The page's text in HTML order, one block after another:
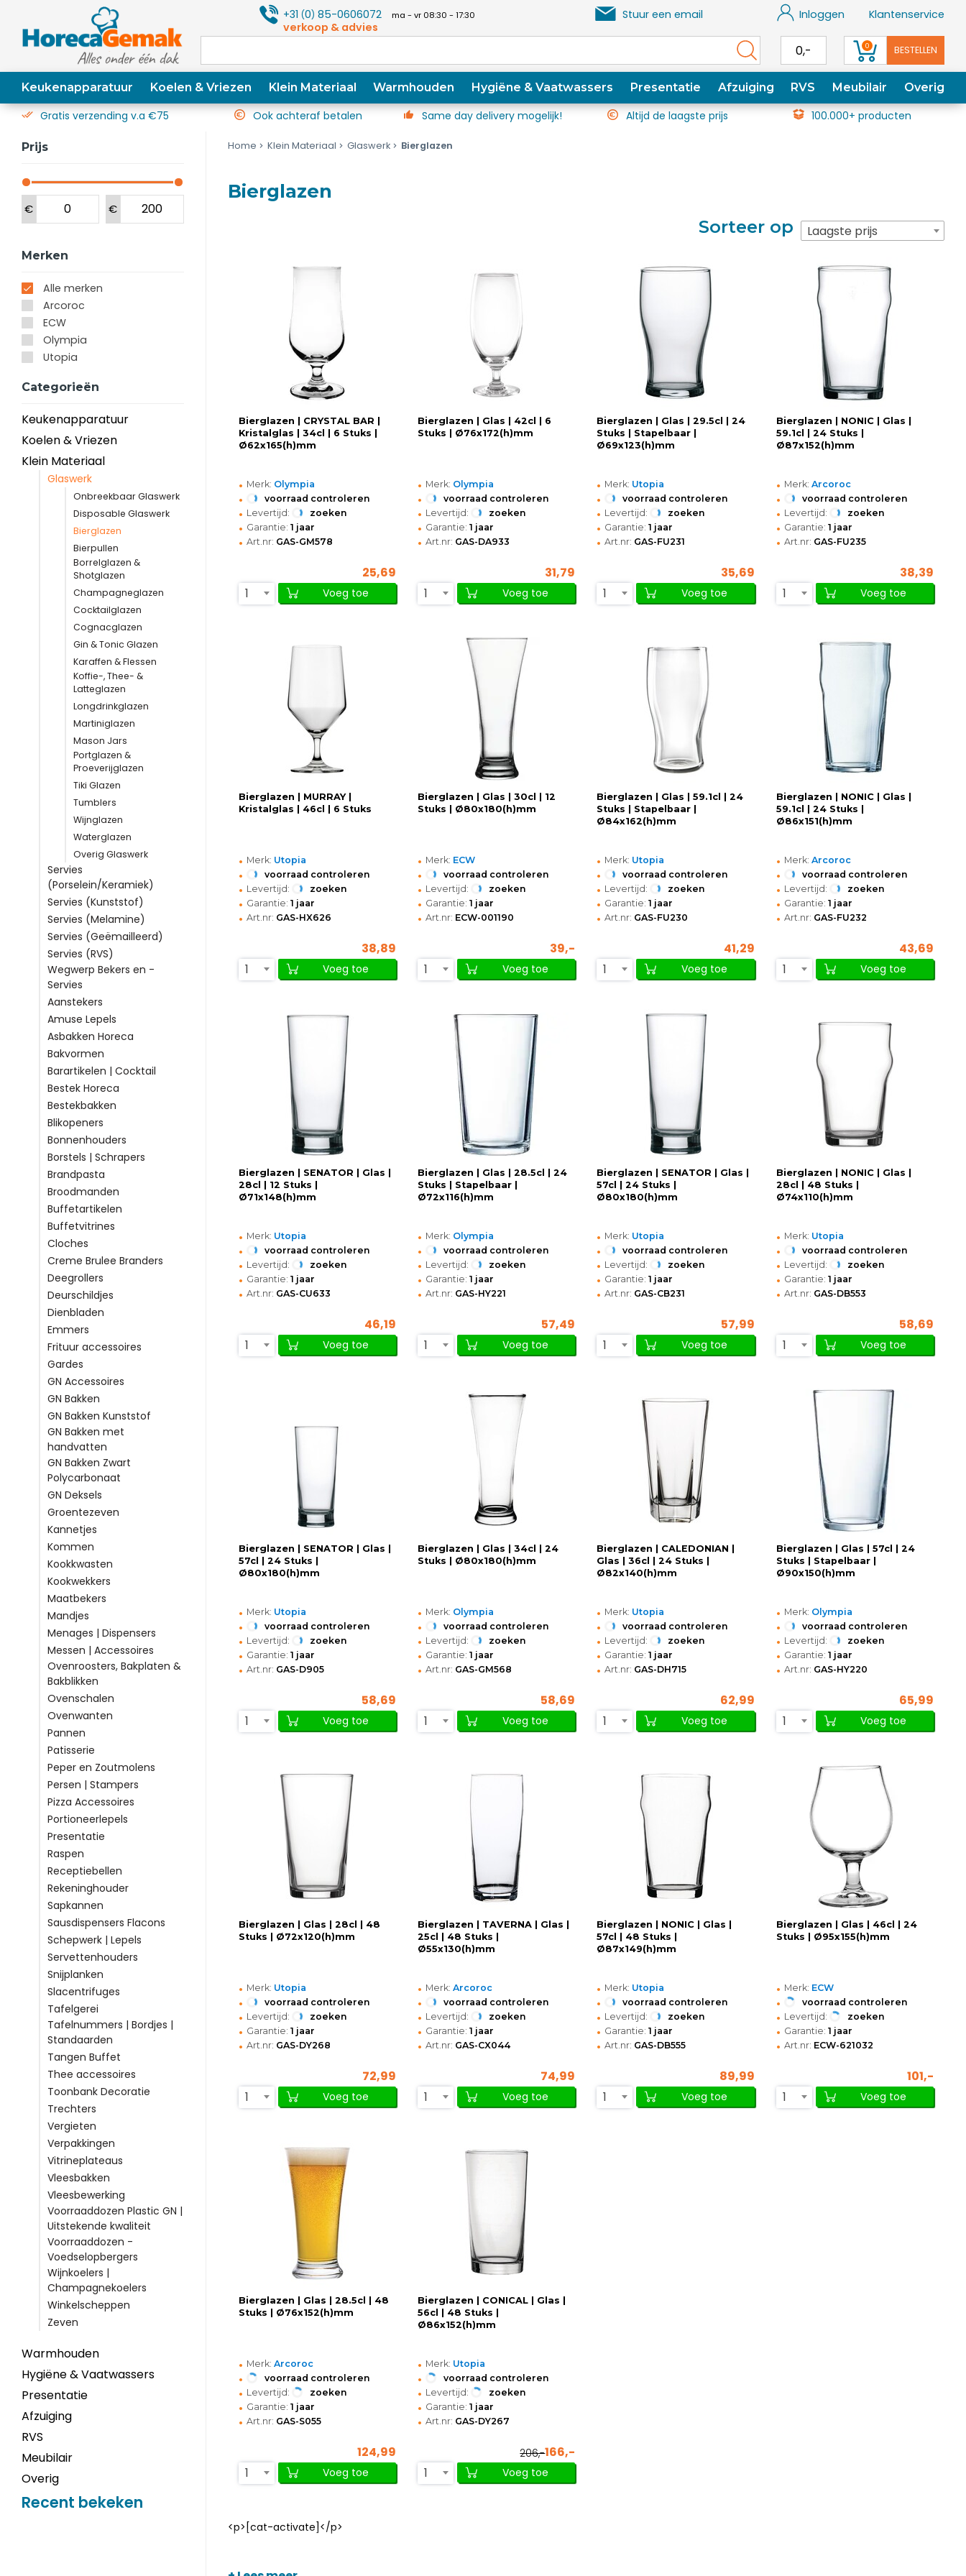
+31(0) 85-0606072 ma - vr 08:30 - 17:30
verkoop & advies
Stuur een email Inloggen Klantenservice
0,- 0 BESTELLEN
Keukenapparatuur Koelen & Vriezen Klein Materiaal Warmhouden Hygiëne & Vaatwassers Presentatie Afzuiging RVS Meubilair Overig
Gratis verzending v.a €75 Ook achteraf betalen Same day delivery mogelijk! Altijd de laagste prijs 100.000+ producten
Prijs
€ €
Merken
Alle merken
Arcoroc
ECW
Olympia
Utopia
Categorieën
Keukenapparatuur
Koelen & Vriezen
Klein Materiaal
Glaswerk
Onbreekbaar Glaswerk
Disposable Glaswerk
Bierglazen
Bierpullen
Borrelglazen &
Shotglazen
Champagneglazen
Cocktailglazen
Cognacglazen
Gin & Tonic Glazen
Karaffen & Flessen
Koffie-, Thee- &
Latteglazen
Longdrinkglazen
Martiniglazen
Mason Jars
Portglazen &
Proeverijglazen
Tiki Glazen
Tumblers
Wijnglazen
Waterglazen
Overig Glaswerk
Servies
(Porselein/Keramiek)
Servies (Kunststof)
Servies (Melamine)
Servies (Geëmailleerd)
Servies (RVS)
Wegwerp Bekers en -
Servies
Aanstekers
Amuse Lepels
Asbakken Horeca
Bakvormen
Barartikelen | Cocktail
Bestek Horeca
Bestekbakken
Blikopeners
Bonnenhouders
Borstels | Schrapers
Brandpasta
Broodmanden
Buffetartikelen
Buffetvitrines
Cloches
Creme Brulee Branders
Deegrollers
Deurschildjes
Dienbladen
Emmers
Frituur accessoires
Gardes
GN Accessoires
GN Bakken
GN Bakken Kunststof
GN Bakken met
handvatten
GN Bakken Zwart
Polycarbonaat
GN Deksels
Groentezeven
Kannetjes
Kommen
Kookkwasten
Kookwekkers
Maatbekers
Mandjes
Menages | Dispensers
Messen | Accessoires
Ovenroosters, Bakplaten &
Bakblikken
Ovenschalen
Ovenwanten
Pannen
Patisserie
Peper en Zoutmolens
Persen | Stampers
Pizza Accessoires
Portioneerlepels
Presentatie
Raspen
Receptiebellen
Rekeninghouder
Sapkannen
Sausdispensers Flacons
Schepwerk | Lepels
Servettenhouders
Snijplanken
Slacentrifuges
Tafelgerei
Tafelnummers | Bordjes |
Standaarden
Tangen Buffet
Thee accessoires
Toonbank Decoratie
Trechters
Vergieten
Verpakkingen
Vitrineplateaus
Vleesbakken
Vleesbewerking
Voorraaddozen Plastic GN |
Uitstekende kwaliteit
Voorraaddozen -
Voedselopbergers
Wijnkoelers |
Champagnekoelers
Winkelscheppen
Zeven
Warmhouden
Hygiëne & Vaatwassers
Presentatie
Afzuiging
RVS
Meubilair
Overig
Recent bekeken
Home Klein Materiaal Glaswerk Bierglazen
Bierglazen
Sorteer op Laagste prijs
Bierglazen | CRYSTAL BAR |
Kristalglas | 34cl | 6 Stuks |
Ø62x165(h)mm
• Merk: Olympia
• voorraad controleren
• Levertijd: zoeken
• Garantie: 1 jaar
• Art.nr: GAS-GM578
25,69
1
Voeg toe
Bierglazen | Glas | 42cl | 6
Stuks | Ø76x172(h)mm
• Merk: Olympia
• voorraad controleren
• Levertijd: zoeken
• Garantie: 1 jaar
• Art.nr: GAS-DA933
31,79
1
Voeg toe
Bierglazen | Glas | 29.5cl | 24
Stuks | Stapelbaar |
Ø69x123(h)mm
• Merk: Utopia
• voorraad controleren
• Levertijd: zoeken
• Garantie: 1 jaar
• Art.nr: GAS-FU231
35,69
1
Voeg toe
Bierglazen | NONIC | Glas |
59.1cl | 24 Stuks |
Ø87x152(h)mm
• Merk: Arcoroc
• voorraad controleren
• Levertijd: zoeken
• Garantie: 1 jaar
• Art.nr: GAS-FU235
38,39
1
Voeg toe
Bierglazen | MURRAY |
Kristalglas | 46cl | 6 Stuks
• Merk: Utopia
• voorraad controleren
• Levertijd: zoeken
• Garantie: 1 jaar
• Art.nr: GAS-HX626
38,89
1
Voeg toe
Bierglazen | Glas | 30cl | 12
Stuks | Ø80x180(h)mm
• Merk: ECW
• voorraad controleren
• Levertijd: zoeken
• Garantie: 1 jaar
• Art.nr: ECW-001190
39,-
1
Voeg toe
Bierglazen | Glas | 59.1cl | 24
Stuks | Stapelbaar |
Ø84x162(h)mm
• Merk: Utopia
• voorraad controleren
• Levertijd: zoeken
• Garantie: 1 jaar
• Art.nr: GAS-FU230
41,29
1
Voeg toe
Bierglazen | NONIC | Glas |
59.1cl | 24 Stuks |
Ø86x151(h)mm
• Merk: Arcoroc
• voorraad controleren
• Levertijd: zoeken
• Garantie: 1 jaar
• Art.nr: GAS-FU232
43,69
1
Voeg toe
Bierglazen | SENATOR | Glas |
28cl | 12 Stuks |
Ø71x148(h)mm
• Merk: Utopia
• voorraad controleren
• Levertijd: zoeken
• Garantie: 1 jaar
• Art.nr: GAS-CU633
46,19
1
Voeg toe
Bierglazen | Glas | 28.5cl | 24
Stuks | Stapelbaar |
Ø72x116(h)mm
• Merk: Olympia
• voorraad controleren
• Levertijd: zoeken
• Garantie: 1 jaar
• Art.nr: GAS-HY221
57,49
1
Voeg toe
Bierglazen | SENATOR | Glas |
57cl | 24 Stuks |
Ø80x180(h)mm
• Merk: Utopia
• voorraad controleren
• Levertijd: zoeken
• Garantie: 1 jaar
• Art.nr: GAS-CB231
57,99
1
Voeg toe
Bierglazen | NONIC | Glas |
28cl | 48 Stuks |
Ø74x110(h)mm
• Merk: Utopia
• voorraad controleren
• Levertijd: zoeken
• Garantie: 1 jaar
• Art.nr: GAS-DB553
58,69
1
Voeg toe
Bierglazen | SENATOR | Glas |
57cl | 24 Stuks |
Ø80x180(h)mm
• Merk: Utopia
• voorraad controleren
• Levertijd: zoeken
• Garantie: 1 jaar
• Art.nr: GAS-D905
58,69
1
Voeg toe
Bierglazen | Glas | 34cl | 24
Stuks | Ø80x180(h)mm
• Merk: Olympia
• voorraad controleren
• Levertijd: zoeken
• Garantie: 1 jaar
• Art.nr: GAS-GM568
58,69
1
Voeg toe
Bierglazen | CALEDONIAN |
Glas | 36cl | 24 Stuks |
Ø82x140(h)mm
• Merk: Utopia
• voorraad controleren
• Levertijd: zoeken
• Garantie: 1 jaar
• Art.nr: GAS-DH715
62,99
1
Voeg toe
Bierglazen | Glas | 57cl | 24
Stuks | Stapelbaar |
Ø90x150(h)mm
• Merk: Olympia
• voorraad controleren
• Levertijd: zoeken
• Garantie: 1 jaar
• Art.nr: GAS-HY220
65,99
1
Voeg toe
Bierglazen | Glas | 28cl | 48
Stuks | Ø72x120(h)mm
• Merk: Utopia
• voorraad controleren
• Levertijd: zoeken
• Garantie: 1 jaar
• Art.nr: GAS-DY268
72,99
1
Voeg toe
Bierglazen | TAVERNA | Glas |
25cl | 48 Stuks |
Ø55x130(h)mm
• Merk: Arcoroc
• voorraad controleren
• Levertijd: zoeken
• Garantie: 1 jaar
• Art.nr: GAS-CX044
74,99
1
Voeg toe
Bierglazen | NONIC | Glas |
57cl | 48 Stuks |
Ø87x149(h)mm
• Merk: Utopia
• voorraad controleren
• Levertijd: zoeken
• Garantie: 1 jaar
• Art.nr: GAS-DB555
89,99
1
Voeg toe
Bierglazen | Glas | 46cl | 24
Stuks | Ø95x155(h)mm
• Merk: ECW
• voorraad controleren
• Levertijd: zoeken
• Garantie: 1 jaar
• Art.nr: ECW-621032
101,-
1
Voeg toe
Bierglazen | Glas | 28.5cl | 48
Stuks | Ø76x152(h)mm
• Merk: Arcoroc
• voorraad controleren
• Levertijd: zoeken
• Garantie: 1 jaar
• Art.nr: GAS-S055
124,99
1
Voeg toe
Bierglazen | CONICAL | Glas |
56cl | 48 Stuks |
Ø86x152(h)mm
• Merk: Utopia
• voorraad controleren
• Levertijd: zoeken
• Garantie: 1 jaar
• Art.nr: GAS-DY267
206,-166,-
1
Voeg toe
<p>[cat-activate]</p>